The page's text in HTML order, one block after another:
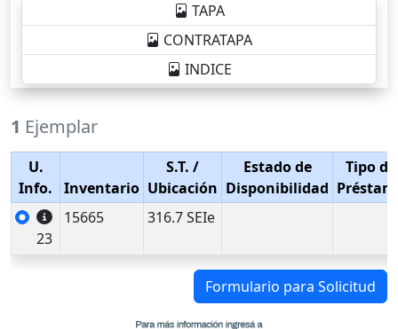
TAPA
CONTRATAPA
INDICE
1 Ejemplar
U.
Info.
Inventario
S.T. /
Ubicación
Estado de
Disponibilidad
Tipo de
23
15665 316.7 SEIe
Formulario para Solicitud